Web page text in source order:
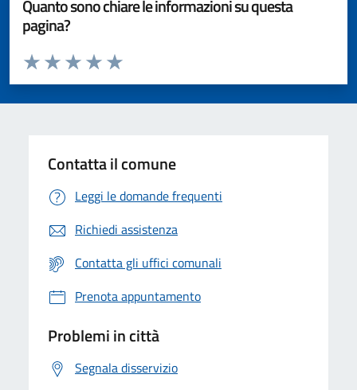
Quanto sono chiare le informazioni su questa
pagina?
Valuta da 1 a 5 stelle la pagina
Valuta 5 stelle su 5
Valuta 4 stelle su 5
Valuta 3 stelle su 5
Valuta 2 stelle su 5
Valuta 1 stelle su 5
Contatta il comune
Leggi le domande frequenti
Richiedi assistenza
Contatta gli uffici comunali
Prenota appuntamento
Problemi in città
Segnala disservizio